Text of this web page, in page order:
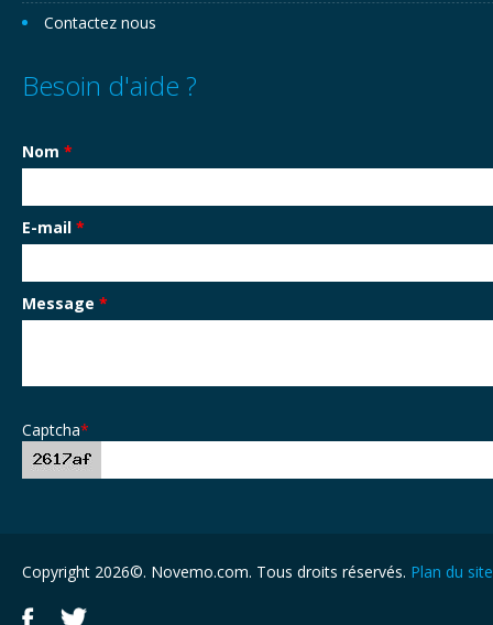
Contactez nous
Besoin d'aide ?
Nom *
E-mail *
Message *
Captcha*
Copyright 2026©. Novemo.com. Tous droits réservés. Plan du site